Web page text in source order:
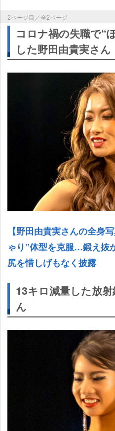
2ページ目／全2ページ
コロナ禍の失職で“
した野田由貴実さん
【野田由貴実さんの全身
ゃり”体型を克服…鍛え抜
尻を惜しげもなく披露
13キロ減量した放
ん